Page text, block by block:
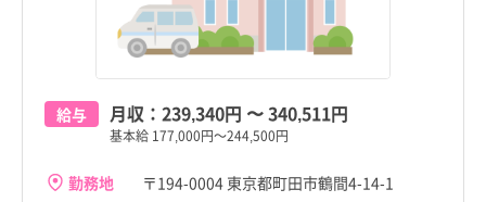
給与 月収： 239,340円 〜340,511円
基本給 177,000円～244,500円
勤務地
〒194-0004 東京都町田市鶴間4-14-1